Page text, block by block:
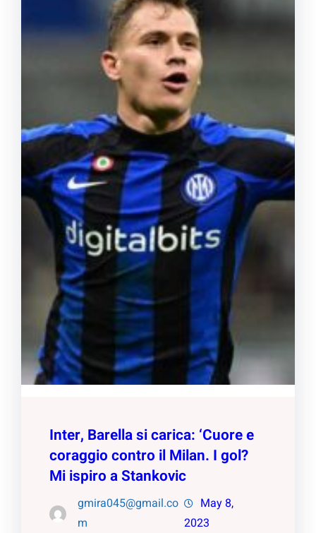
Inter, Barella si carica: ‘Cuore e
coraggio contro il Milan. I gol?
Mi ispiro a Stankovic
gmira045@gmail.co
m
May 8,
2023